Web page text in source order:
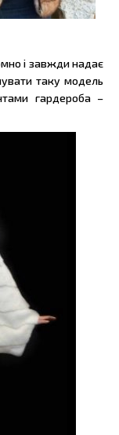
і завжди надає
таку модель
гардероба –